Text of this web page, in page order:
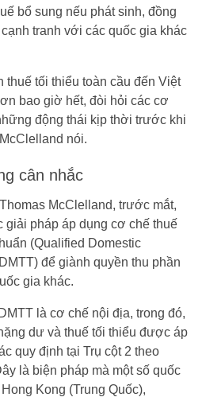
bổ sung nếu phát sinh, đồng
tranh với các quốc gia khác
thuế tối thiểu toàn cầu đến Việt
bao giờ hết, đòi hỏi các cơ
động thái kịp thời trước khi
nói.
cân nhắc
McClelland, trước mắt,
giải pháp áp dụng cơ chế thuế
(Qualified Domestic
để giành quyền thu phần
gia khác.
là cơ chế nội địa, trong đó,
dư và thuế tối thiểu được áp
quy định tại Trụ cột 2 theo
là biện pháp mà một số quốc
Kong (Trung Quốc),